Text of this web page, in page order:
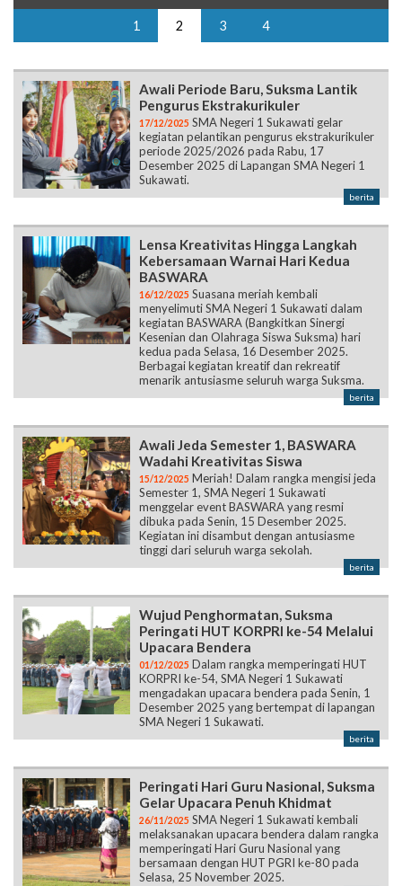
1 2 3 4
Awali Periode Baru, Suksma Lantik
Pengurus Ekstrakurikuler
17/12/2025 SMA Negeri 1 Sukawati gelar
kegiatan pelantikan pengurus ekstrakurikuler
periode 2025/2026 pada Rabu, 17
Desember 2025 di Lapangan SMA Negeri 1
Sukawati.
berita
Lensa Kreativitas Hingga Langkah
Kebersamaan Warnai Hari Kedua
BASWARA
16/12/2025 Suasana meriah kembali
menyelimuti SMA Negeri 1 Sukawati dalam
kegiatan BASWARA (Bangkitkan Sinergi
Kesenian dan Olahraga Siswa Suksma) hari
kedua pada Selasa, 16 Desember 2025.
Berbagai kegiatan kreatif dan rekreatif
menarik antusiasme seluruh warga Suksma.
berita
Awali Jeda Semester 1, BASWARA
Wadahi Kreativitas Siswa
15/12/2025 Meriah! Dalam rangka mengisi jeda
Semester 1, SMA Negeri 1 Sukawati
menggelar event BASWARA yang resmi
dibuka pada Senin, 15 Desember 2025.
Kegiatan ini disambut dengan antusiasme
tinggi dari seluruh warga sekolah.
berita
Wujud Penghormatan, Suksma
Peringati HUT KORPRI ke-54 Melalui
Upacara Bendera
01/12/2025 Dalam rangka memperingati HUT
KORPRI ke-54, SMA Negeri 1 Sukawati
mengadakan upacara bendera pada Senin, 1
Desember 2025 yang bertempat di lapangan
SMA Negeri 1 Sukawati.
berita
Peringati Hari Guru Nasional, Suksma
Gelar Upacara Penuh Khidmat
26/11/2025 SMA Negeri 1 Sukawati kembali
melaksanakan upacara bendera dalam rangka
memperingati Hari Guru Nasional yang
bersamaan dengan HUT PGRI ke-80 pada
Selasa, 25 November 2025.